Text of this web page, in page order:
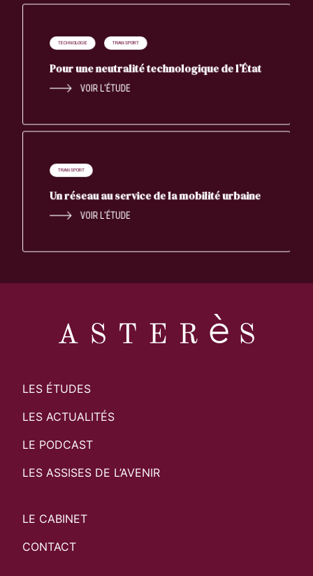
TECHNOLOGIE TRANSPORT
Pour une neutralité technologique de l’État
VOIR L'ÉTUDE
TRANSPORT
Un réseau au service de la mobilité urbaine
VOIR L'ÉTUDE
LES ÉTUDES
LES ACTUALITÉS
LE PODCAST
LES ASSISES DE L’AVENIR
LE CABINET
CONTACT